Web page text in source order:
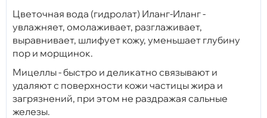
Цветочная вода (гидролат) Иланг-Иланг -
увлажняет, омолаживает, разглаживает,
выравнивает, шлифует кожу, уменьшает глубину
пор и морщинок.
Мицеллы - быстро и деликатно связывают и
удаляют с поверхности кожи частицы жира и
загрязнений, при этом не раздражая сальные
железы.